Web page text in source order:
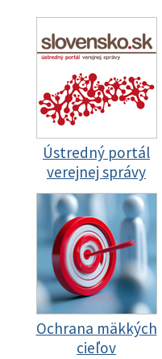
Ústredný portál
verejnej správy
Ochrana mäkkých
cieľov